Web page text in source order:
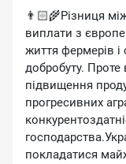
👨🏻‍🌾Різниця
виплати з
життя фермерів
добробуту.
підвищення
прогресивних
покладатися